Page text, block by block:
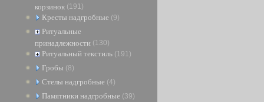
корзинок (191)
Кресты надгробные (9)
Ритуальные
принадлежности (130)
Ритуальный текстиль (191)
Гробы (8)
Стелы надгробные (4)
Памятники надгробные (39)